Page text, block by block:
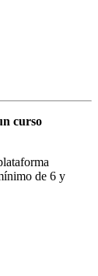
curso
de 6 y